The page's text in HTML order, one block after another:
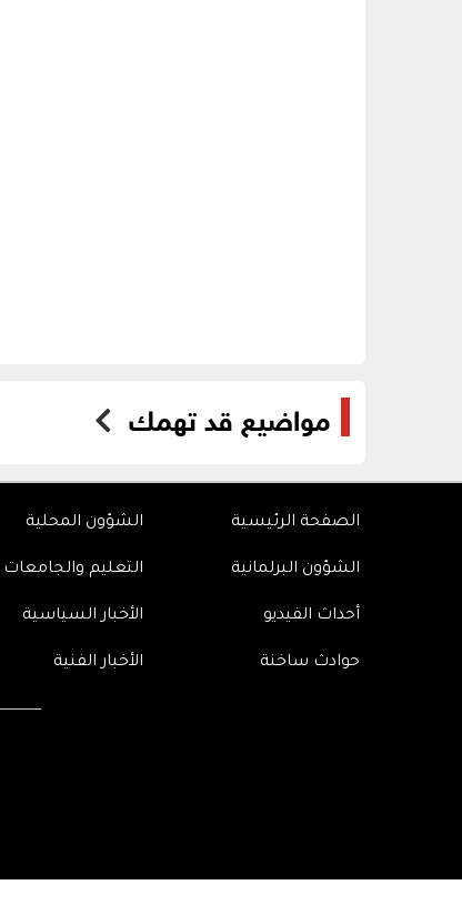
مواضيع قد تهمك
الصفحة الرئيسية الشؤون المحلية
الشؤون البرلمانية التعليم والجامعات
أحداث الفيديو الأخبار السياسية
حوادث ساخنة الأخبار الفنية